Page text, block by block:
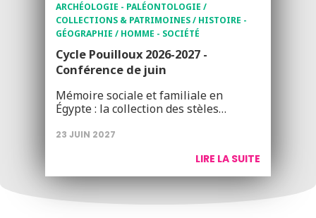
ARCHÉOLOGIE - PALÉONTOLOGIE /
COLLECTIONS & PATRIMOINES / HISTOIRE -
GÉOGRAPHIE / HOMME - SOCIÉTÉ
Cycle Pouilloux 2026-2027 -
Conférence de juin
Mémoire sociale et familiale en
Égypte : la collection des stèles…
23 JUIN 2027
LIRE LA SUITE